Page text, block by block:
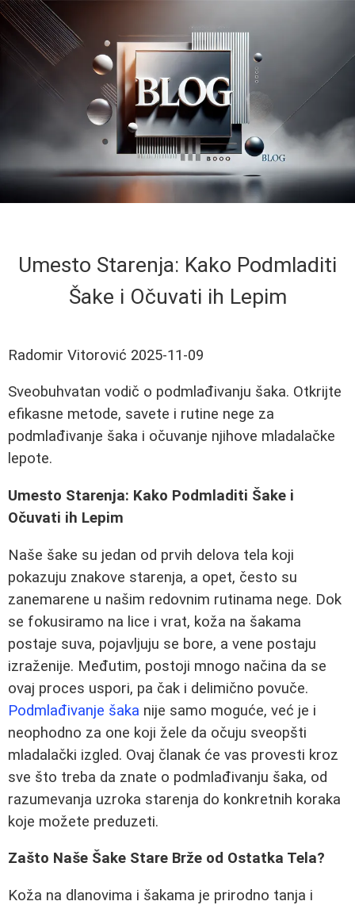
Umesto Starenja: Kako Podmladiti
Šake i Očuvati ih Lepim
Radomir Vitorović 2025-11-09
Sveobuhvatan vodič o podmlađivanju šaka. Otkrijte
efikasne metode, savete i rutine nege za
podmlađivanje šaka i očuvanje njihove mladalačke
lepote.
Umesto Starenja: Kako Podmladiti Šake i
Očuvati ih Lepim
Naše šake su jedan od prvih delova tela koji
pokazuju znakove starenja, a opet, često su
zanemarene u našim redovnim rutinama nege. Dok
se fokusiramo na lice i vrat, koža na šakama
postaje suva, pojavljuju se bore, a vene postaju
izraženije. Međutim, postoji mnogo načina da se
ovaj proces uspori, pa čak i delimično povuče.
Podmlađivanje šaka nije samo moguće, već je i
neophodno za one koji žele da očuju sveopšti
mladalački izgled. Ovaj članak će vas provesti kroz
sve što treba da znate o podmlađivanju šaka, od
razumevanja uzroka starenja do konkretnih koraka
koje možete preduzeti.
Zašto Naše Šake Stare Brže od Ostatka Tela?
Koža na dlanovima i šakama je prirodno tanja i